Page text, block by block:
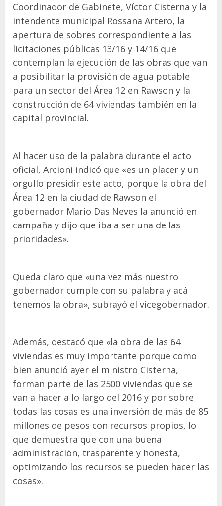
Coordinador de Gabinete, Víctor Cisterna y la
intendente municipal Rossana Artero, la
apertura de sobres correspondiente a las
licitaciones públicas 13/16 y 14/16 que
contemplan la ejecución de las obras que van
a posibilitar la provisión de agua potable
para un sector del Área 12 en Rawson y la
construcción de 64 viviendas también en la
capital provincial.
Al hacer uso de la palabra durante el acto
oficial, Arcioni indicó que «es un placer y un
orgullo presidir este acto, porque la obra del
Área 12 en la ciudad de Rawson el
gobernador Mario Das Neves la anunció en
campaña y dijo que iba a ser una de las
prioridades».
Queda claro que «una vez más nuestro
gobernador cumple con su palabra y acá
tenemos la obra», subrayó el vicegobernador.
Además, destacó que «la obra de las 64
viviendas es muy importante porque como
bien anunció ayer el ministro Cisterna,
forman parte de las 2500 viviendas que se
van a hacer a lo largo del 2016 y por sobre
todas las cosas es una inversión de más de 85
millones de pesos con recursos propios, lo
que demuestra que con una buena
administración, trasparente y honesta,
optimizando los recursos se pueden hacer las
cosas».